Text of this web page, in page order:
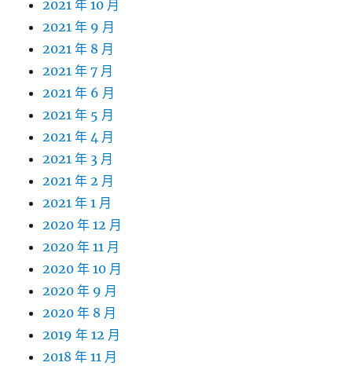
2021 年 10 月
2021 年 9 月
2021 年 8 月
2021 年 7 月
2021 年 6 月
2021 年 5 月
2021 年 4 月
2021 年 3 月
2021 年 2 月
2021 年 1 月
2020 年 12 月
2020 年 11 月
2020 年 10 月
2020 年 9 月
2020 年 8 月
2019 年 12 月
2018 年 11 月